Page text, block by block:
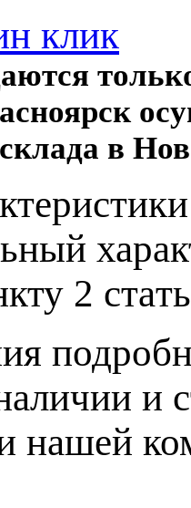
клик
в
2
и
нашей